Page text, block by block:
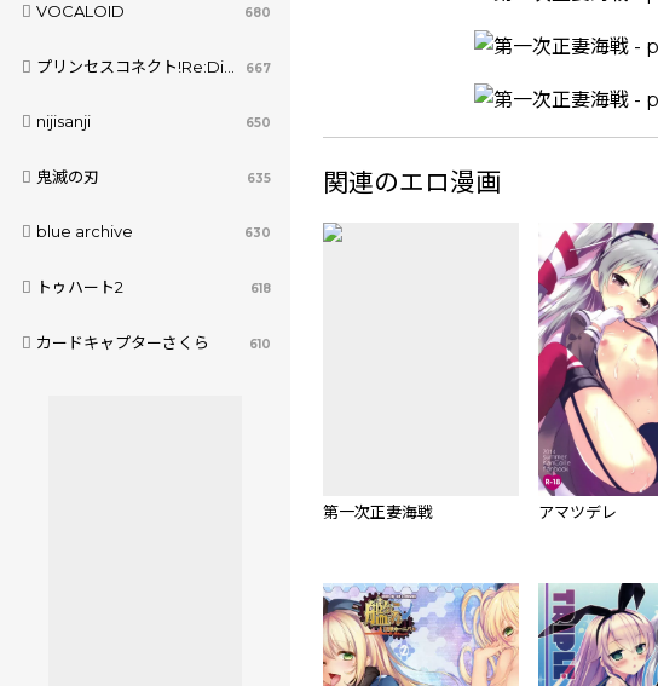
VOCALOID 680
プリンセスコネクト!Re:Dive 667
nijisanji 650
鬼滅の刃 635
blue archive 630
トゥハート2 618
カードキャプターさくら 610
関連のエロ漫画
第一次正妻海戦 アマツデレ